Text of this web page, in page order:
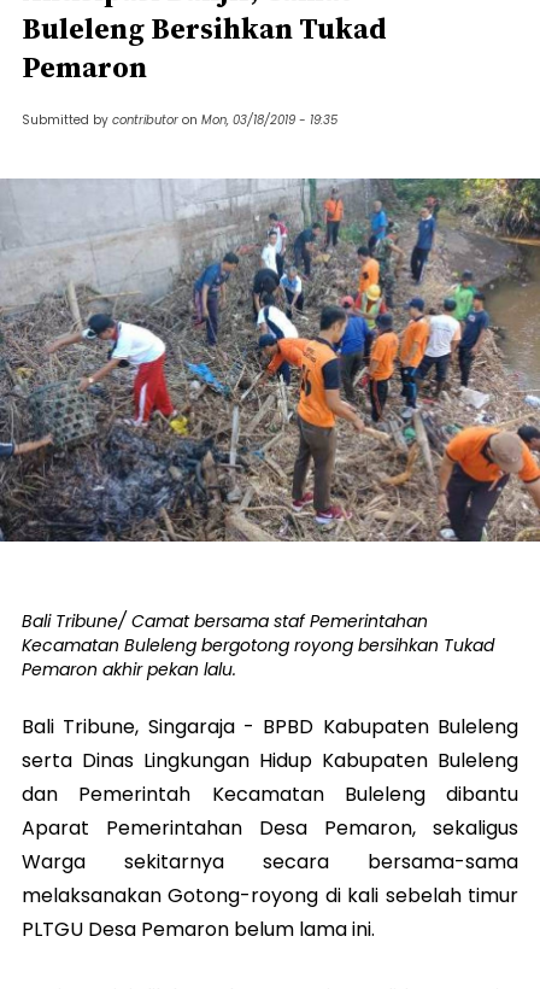
Buleleng Bersihkan Tukad
Pemaron
Submitted by contributor on Mon, 03/18/2019 - 19:35
Bali Tribune/ Camat bersama staf Pemerintahan
Kecamatan Buleleng bergotong royong bersihkan Tukad
Pemaron akhir pekan lalu.
Bali Tribune, Singaraja- BPBD Kabupaten Buleleng
serta Dinas Lingkungan Hidup Kabupaten Buleleng
dan Pemerintah Kecamatan Buleleng dibantu
Aparat Pemerintahan Desa Pemaron, sekaligus
Warga sekitarnya secara bersama-sama
melaksanakan Gotong-royong di kali sebelah timur
PLTGU Desa Pemaron belum lama ini.